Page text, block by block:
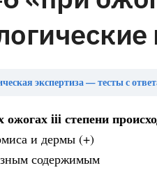
экспертиза — тесты с
iii степени
и дермы (+)
содержимым